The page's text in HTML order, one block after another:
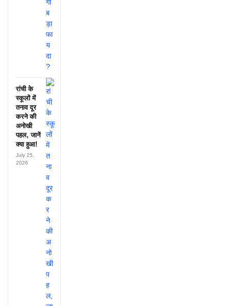
रांची के
स्कूलों में
तनाव दूर
करने की
अनोखी
पहल, जानें
क्या हुआ!
July 25,
2026